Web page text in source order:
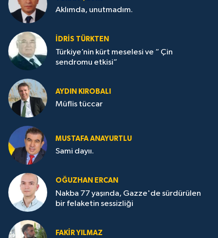
Aklımda, unutmadım.
İDRİS TÜRKTEN
Türkiye’nin kürt meselesi ve “ Çin
sendromu etkisi”
AYDIN KIROBALI
Müflis tüccar
MUSTAFA ANAYURTLU
Sami dayıı.
OĞUZHAN ERCAN
Nakba 77 yaşında, Gazze'de sürdürülen
bir felaketin sessizliği
FAKİR YILMAZ